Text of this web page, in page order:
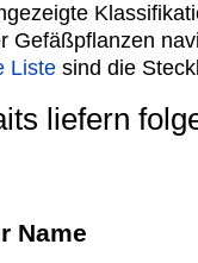
Gefäßpflanzen
Liste sind die
liefern
Name